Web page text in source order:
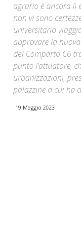
agrario è ancora lì
non vi sono
universitario
approvare la
del Comparto C6
punto l’attuatore,
urbanizzazioni,
palazzine a cui ha
19 Maggio 2023